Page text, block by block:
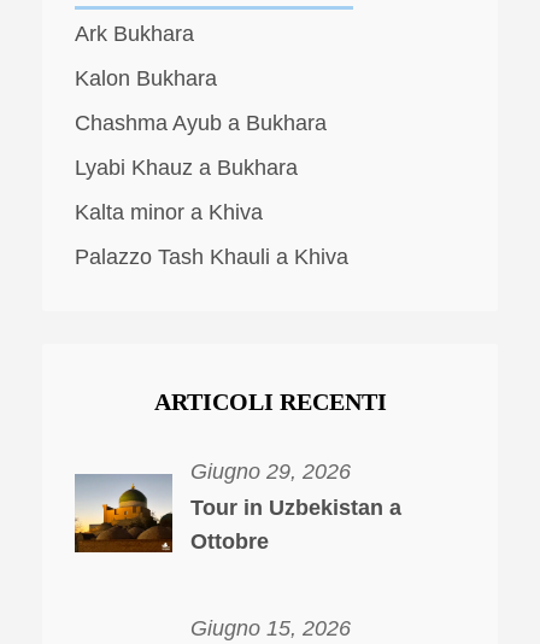
Ark Bukhara
Kalon Bukhara
Chashma Ayub a Bukhara
Lyabi Khauz a Bukhara
Kalta minor a Khiva
Palazzo Tash Khauli a Khiva
ARTICOLI RECENTI
Giugno 29, 2026
Tour in Uzbekistan a
Ottobre
Giugno 15, 2026